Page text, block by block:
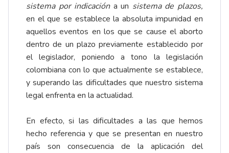
sistema por indicación a un sistema de plazos,
en el que se establece la absoluta impunidad en
aquellos eventos en los que se cause el aborto
dentro de un plazo previamente establecido por
el legislador, poniendo a tono la legislación
colombiana con lo que actualmente se establece,
y superando las dificultades que nuestro sistema
legal enfrenta en la actualidad.
En efecto, si las dificultades a las que hemos
hecho referencia y que se presentan en nuestro
país son consecuencia de la aplicación del